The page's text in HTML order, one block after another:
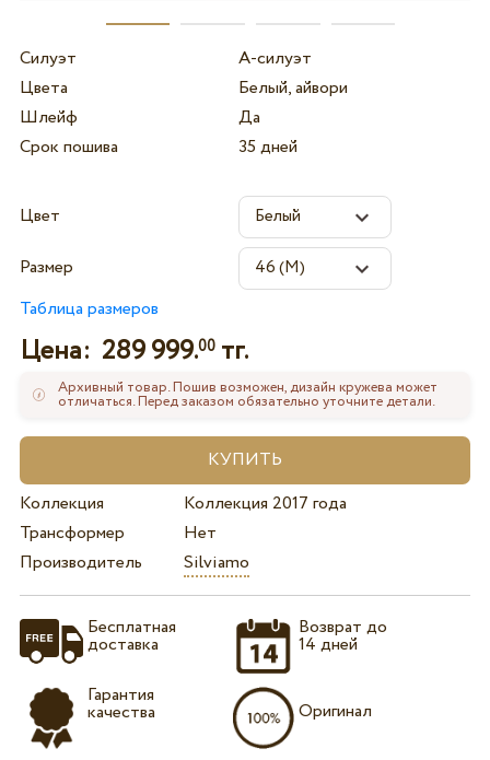
Силуэт
А-силуэт
Цвета
Белый, айвори
Шлейф
Да
Срок пошива
35 дней
Цвет
Размер
Таблица размеров
Цена: 289 999.00тг.
Архивный товар. Пошив возможен, дизайн кружева может
отличаться. Перед заказом обязательно уточните детали.
Коллекция
Коллекция 2017 года
Трансформер
Нет
Производитель
Silviamo
Бесплатная
доставка
Гарантия
качества
Возврат до
14 дней
Оригинал